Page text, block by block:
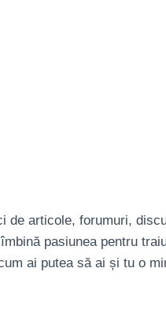
articole, forumuri,
pasiunea pentru
ai putea să ai și tu o